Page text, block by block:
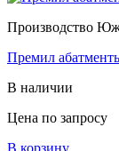
Производство
Премил
В наличии
Цена по запросу
В корзину